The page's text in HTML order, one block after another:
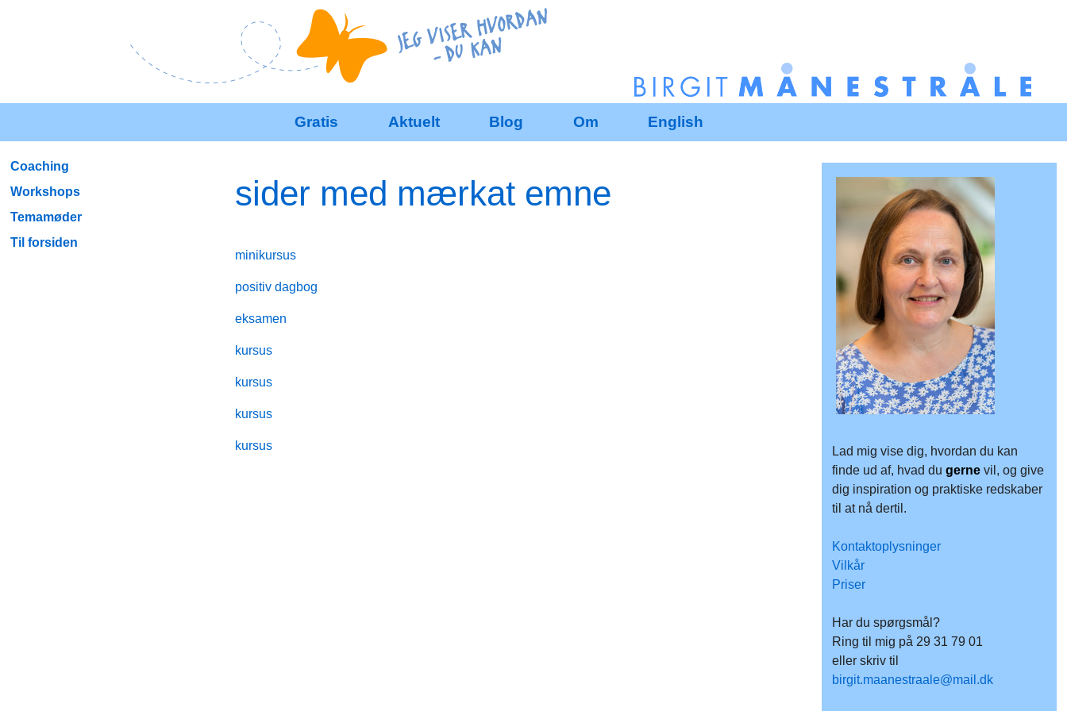
Gratis Aktuelt Blog Om English
sider med mærkat emne
minikursus
positiv dagbog
eksamen
kursus
kursus
kursus
kursus
Coaching
Workshops
Temamøder
Til forsiden
Lad mig vise dig, hvordan du kan
finde ud af, hvad dugerne vil, og give
dig inspiration og praktiske redskaber
til at nå dertil.
Kontaktoplysninger
Vilkår
Priser
Har du spørgsmål?
Ring til mig på 29 31 79 01
eller skriv til
birgit.maanestraale@mail.dk